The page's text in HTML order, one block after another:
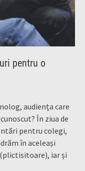
pentru o
audiența care
În ziua de
pentru colegi,
în aceleași
iar și